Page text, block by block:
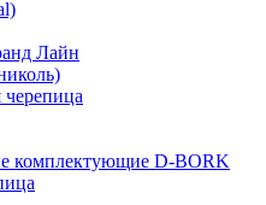
Лайн
комплектующие D-BORK